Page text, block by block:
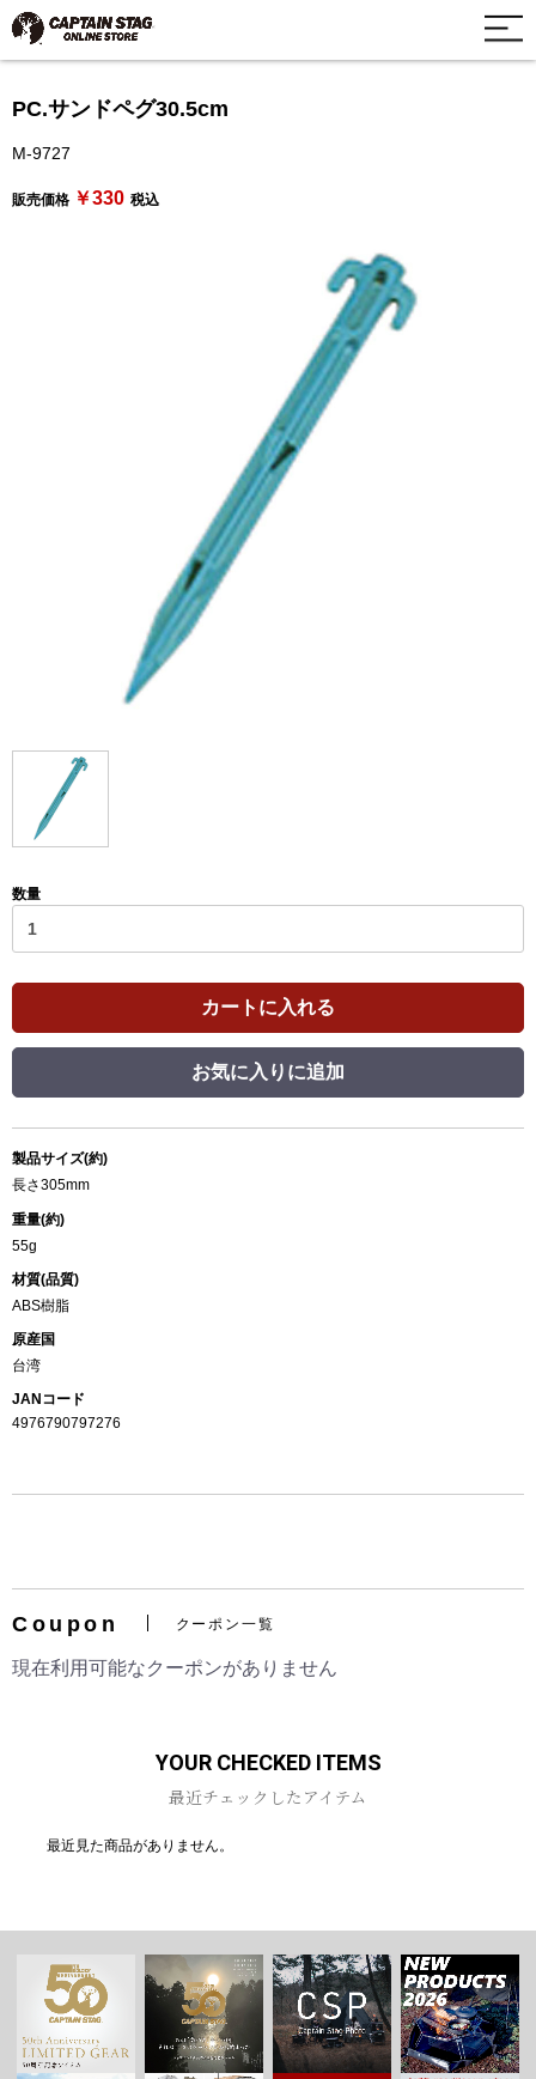
PC.サンドペグ30.5cm
M-9727
販売価格 ￥330 税込
数量
カートに入れる
お気に入りに追加
製品サイズ(約)
長さ305mm
重量(約)
55g
材質(品質)
ABS樹脂
原産国
台湾
JANコード
4976790797276
Coupon クーポン一覧
現在利用可能なクーポンがありません
YOUR CHECKED ITEMS
最近チェックしたアイテム
最近見た商品がありません。